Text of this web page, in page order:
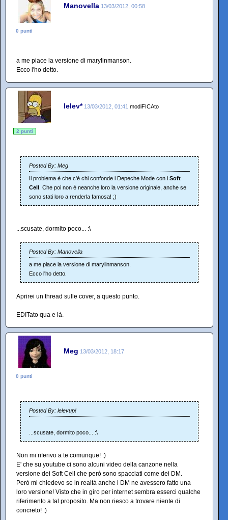
Manovella 13/03/2012, 00:58
0 punti
a me piace la versione di marylinmanson.
Ecco l'ho detto.
lelev* 13/03/2012, 01:41 modiFICAto
2 punti
Posted By: Meg
Il problema è che c'è chi confonde i Depeche Mode con i Soft
Cell . Che poi non è neanche loro la versione originale, anche se
sono stati loro a renderla famosa! ;)
...scusate, dormito poco... :\
Posted By: Manovella
a me piace la versione di marylinmanson.
Ecco l'ho detto.
Aprirei un thread sulle cover, a questo punto.
EDITato qua e là.
Meg 13/03/2012, 18:17
0 punti
Posted By: lelevup!
...scusate, dormito poco... :\
Non mi riferivo a te comunque! :)
E' che su youtube ci sono alcuni video della canzone nella
versione dei Soft Cell che però sono spacciati come dei DM.
Però mi chiedevo se in realtà anche i DM ne avessero fatto una
loro versione! Visto che in giro per internet sembra esserci qualche
riferimento a tal proposito. Ma non riesco a trovare niente di
concreto! :)